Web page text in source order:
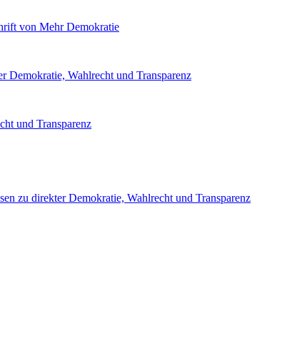
von Mehr Demokratie
Wahlrecht und Transparenz
und Transparenz
zu direkter Demokratie, Wahlrecht und Transparenz